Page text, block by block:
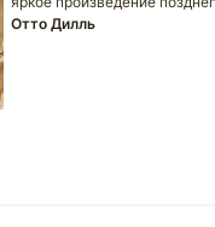
Отто Дилль